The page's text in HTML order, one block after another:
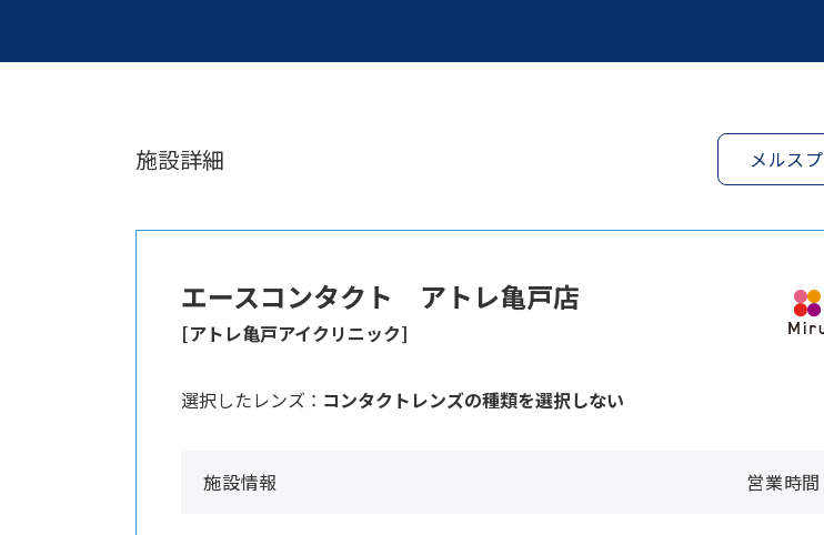
施設詳細 メルス
エースコンタクト アトレ亀戸店
[アトレ亀戸アイクリニック]
選択したレンズ ： コンタクトレンズの種類を選択しない
施設情報 営業時間